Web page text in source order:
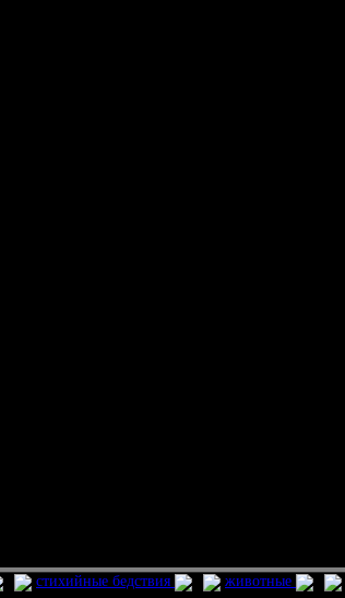
стихийные бедствия животные